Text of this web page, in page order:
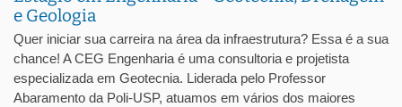
e Geologia
Quer iniciar sua carreira na área da infraestrutura? Essa é a sua
chance! A CEG Engenharia é uma consultoria e projetista
especializada em Geotecnia. Liderada pelo Professor
Abaramento da Poli-USP, atuamos em vários dos maiores